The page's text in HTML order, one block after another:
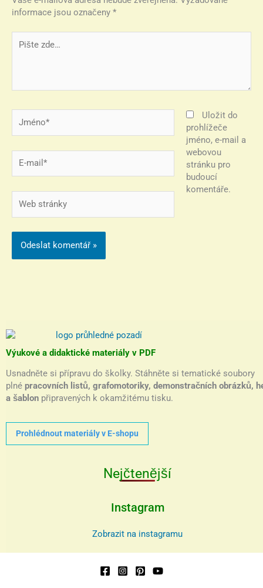
informace jsou označeny *
zde…
mail*
stránky
Uložit do
prohlížeče
jméno, e-mail a
webovou
stránku pro
budoucí
komentáře.
Výukové a didaktické materiály v PDF
Usnadněte si přípravu do školky. Stáhněte si tematické soubory
plné pracovních listů, grafomotoriky, demonstračních obrázků,
a šablon připravených k okamžitému tisku.
Prohlédnout materiály v E-shopu
Nejčtenější
Instagram
Zobrazit na instagramu